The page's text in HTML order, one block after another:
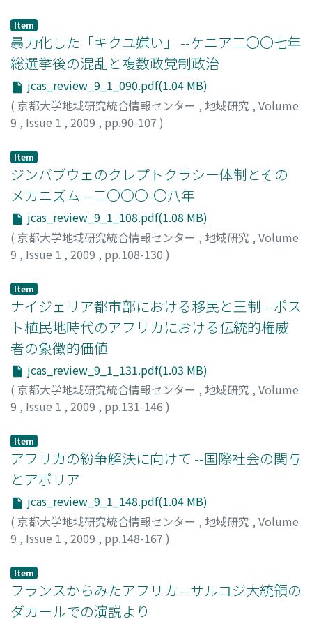
Item
暴力化した「キクユ嫌い」 --ケニア二〇〇七年
総選挙後の混乱と複数政党制政治
jcas_review_9_1_090.pdf(1.04 MB)
( 京都大学地域研究統合情報センター , 地域研究 , Volume
9 , Issue 1 , 2009 , pp.90-107 )
Item
ジンバブウェのクレプトクラシー体制とその
メカニズム --二〇〇〇-〇八年
jcas_review_9_1_108.pdf(1.08 MB)
( 京都大学地域研究統合情報センター , 地域研究 , Volume
9 , Issue 1 , 2009 , pp.108-130 )
Item
ナイジェリア都市部における移民と王制 --ポス
ト植民地時代のアフリカにおける伝統的権威
者の象徴的価値
jcas_review_9_1_131.pdf(1.03 MB)
( 京都大学地域研究統合情報センター , 地域研究 , Volume
9 , Issue 1 , 2009 , pp.131-146 )
Item
アフリカの紛争解決に向けて --国際社会の関与
とアポリア
jcas_review_9_1_148.pdf(1.04 MB)
( 京都大学地域研究統合情報センター , 地域研究 , Volume
9 , Issue 1 , 2009 , pp.148-167 )
Item
フランスからみたアフリカ --サルコジ大統領の
ダカールでの演説より